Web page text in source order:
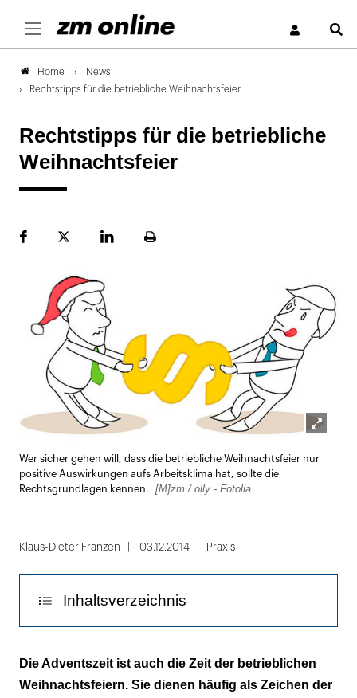
Home
News
Rechtstipps für die betriebliche Weihnachtsfeier
Rechtstipps für die betriebliche
Weihnachtsfeier
FacebookPlattformLinekdInSeite
öffnen
Wer sicher gehen will, dass die betriebliche Weihnachtsfeier nur
positive Auswirkungen aufs Arbeitsklima hat, sollte die
Rechtsgrundlagen kennen.
[M]zm / olly - Fotolia
Klaus-Dieter Franzen 03.12.2014 Praxis
Inhaltsverzeichnis
Vorsicht Diskriminierung: der Ausschluss von
der Weihnachtsfeier
Die Adventszeit ist auch die Zeit der betrieblichen
Weihnachtsfeiern. Sie dienen häufig als Zeichen der